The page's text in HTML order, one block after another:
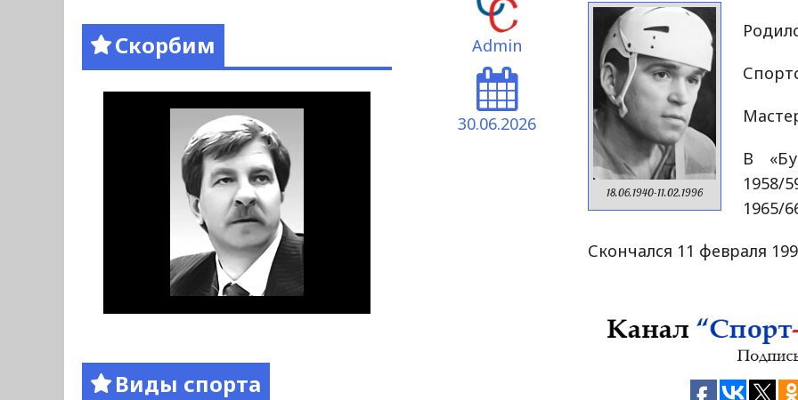
Admin
30.06.2026
18.06.1940-11.02.1996
В
1958/
1965/
Скончался 11 февраля
Скорбим
Виды спорта